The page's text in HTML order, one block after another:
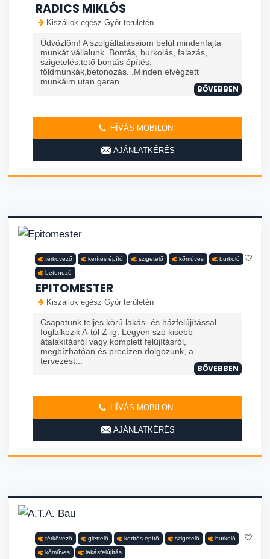
RADICS MIKLÓS
Kiszállok egész Győr területén
Üdvözlöm! A szolgáltatásaiom belül mindenfajta
munkát vállalunk. Bontás, burkolás, falazás,
szigetelés,tető bontás építés,
földmunkák,betonozás. .Minden elvégzett
munkáim utan garan...
BŐVEBBEN
HÍVÁS MOBILON
AJÁNLATKÉRÉS
térkövező kerítés építő szigetelő kőműves burkoló
betonozó
EPITOMESTER
Kiszállok egész Győr területén
Csapatunk teljes körű lakás- és házfelújítással
foglalkozik A-tól Z-ig. Legyen szó kisebb
átalakításról vagy komplett felújításról,
megbízhatóan és precízen dolgozunk, a
tervezést...
BŐVEBBEN
HÍVÁS MOBILON
AJÁNLATKÉRÉS
térkövező glettelő kerítés építő szigetelő burkoló
kőműves lakásfelújítás